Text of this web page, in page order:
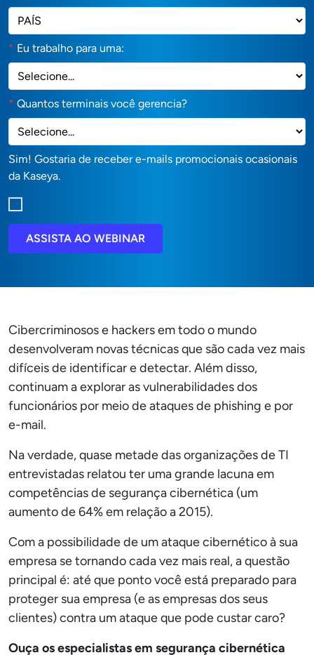
* Eu trabalho para uma:
* Quantos terminais você gerencia?
Sim! Gostaria de receber e-mails promocionais ocasionais
da Kaseya.
ASSISTA AO WEBINAR
Cibercriminosos e hackers em todo o mundo
desenvolveram novas técnicas que são cada vez mais
difíceis de identificar e detectar. Além disso,
continuam a explorar as vulnerabilidades dos
funcionários por meio de ataques de phishing e por
e-mail.
Na verdade, quase metade das organizações de TI
entrevistadas relatou ter uma grande lacuna em
competências de segurança cibernética (um
aumento de 64% em relação a 2015).
Com a possibilidade de um ataque cibernético à sua
empresa se tornando cada vez mais real, a questão
principal é: até que ponto você está preparado para
proteger sua empresa (e as empresas dos seus
clientes) contra um ataque que pode custar caro?
Ouça os especialistas em segurança cibernética